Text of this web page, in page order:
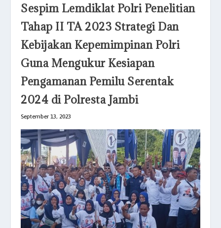
Sespim Lemdiklat Polri Penelitian
Tahap II TA 2023 Strategi Dan
Kebijakan Kepemimpinan Polri
Guna Mengukur Kesiapan
Pengamanan Pemilu Serentak
2024 di Polresta Jambi
September 13, 2023